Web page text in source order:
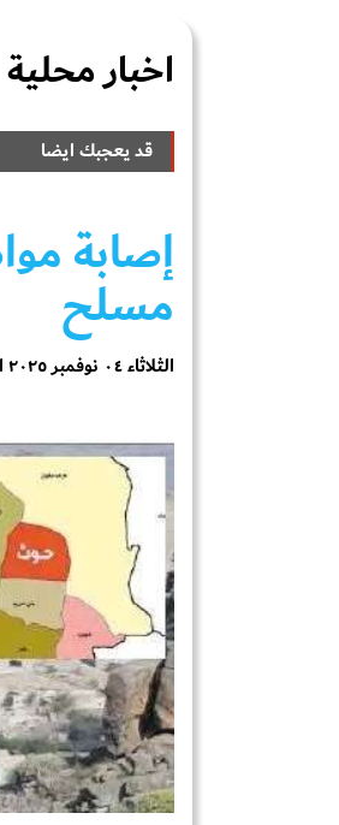
اخبار محلية
قد يعجبك ايضا
إصابة
مسلح
الثلاثاء ٠٤ نوفمبر ٢٠٢٥ الساعة ٠٨:٢٥ مساءً